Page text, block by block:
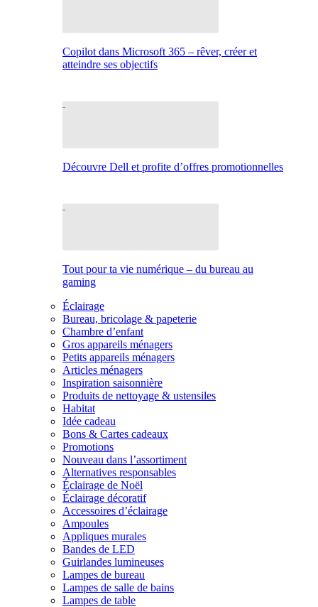
Copilot dans Microsoft 365 – rêver, créer et
atteindre ses objectifs
Découvre Dell et profite d’offres promotionnelles
Tout pour ta vie numérique – du bureau au
gaming
Éclairage
Bureau, bricolage & papeterie
Chambre d’enfant
Gros appareils ménagers
Petits appareils ménagers
Articles ménagers
Inspiration saisonnière
Produits de nettoyage & ustensiles
Habitat
Idée cadeau
Bons & Cartes cadeaux
Promotions
Nouveau dans l’assortiment
Alternatives responsables
Éclairage de Noël
Éclairage décoratif
Accessoires d’éclairage
Ampoules
Appliques murales
Bandes de LED
Guirlandes lumineuses
Lampes de bureau
Lampes de salle de bains
Lampes de table